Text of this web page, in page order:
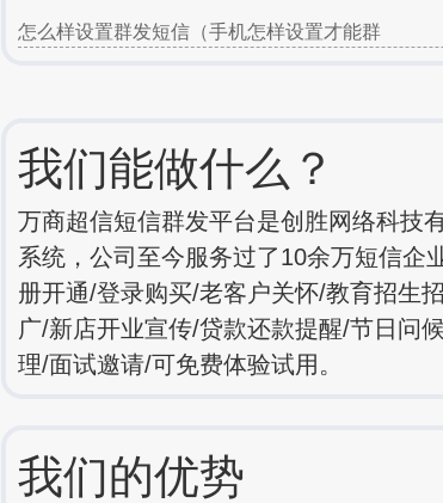
怎么样设置群发短信（手机怎样设置才能群
我们能做什么？
万商超信短信群发平台是创胜网络科技
系统，公司至今服务过了10余万短信企
册开通/登录购买/老客户关怀/教育招生
广/新店开业宣传/贷款还款提醒/节日问
理/面试邀请/可免费体验试用。
我们的优势